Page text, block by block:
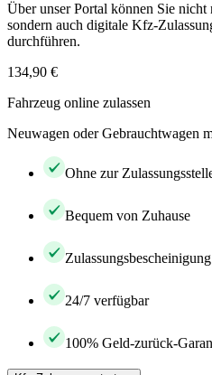
Über unser Portal können Sie
sondern auch digitale Kfz-
durchführen.
134,90 €
Fahrzeug online zulassen
Neuwagen oder Gebrauchtwagen
Ohne zur
Bequem von Zuhause
24/7 verfügbar
100% Geld-zurück-